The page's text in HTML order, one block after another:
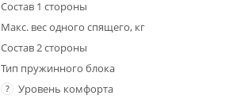
Состав 1 стороны
Макс. вес одного спящего, кг
Состав 2 стороны
Тип пружинного блока
? Уровень комфорта